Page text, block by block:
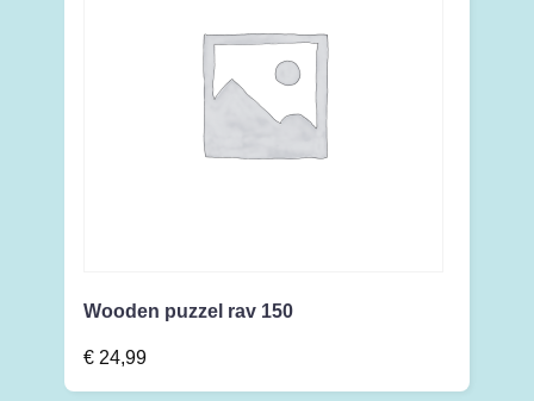
Wooden puzzel rav 150
€ 24,99